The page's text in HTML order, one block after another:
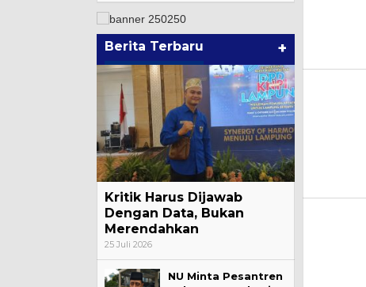
Berita Terbaru +
Kritik Harus Dijawab
Dengan Data, Bukan
Merendahkan
25 Juli 2026
NU Minta Pesantren